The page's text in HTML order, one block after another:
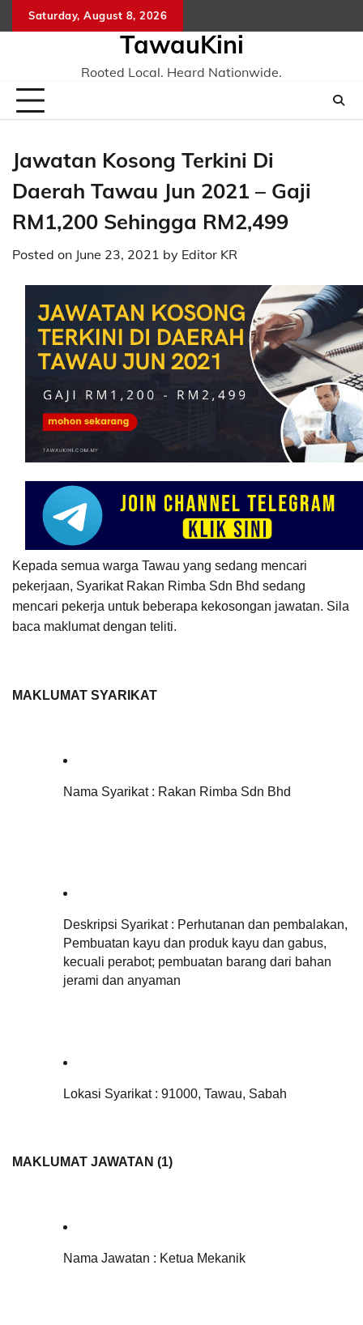
to
Saturday, August 8, 2026
TawauKini
Rooted Local. Heard Nationwide.
Jawatan Kosong Terkini Di
Daerah Tawau Jun 2021 – Gaji
RM1,200 Sehingga RM2,499
Posted on June 23, 2021 by Editor KR
Kepada semua warga Tawau yang sedang mencari
pekerjaan, Syarikat Rakan Rimba Sdn Bhd sedang
mencari pekerja untuk beberapa kekosongan jawatan. Sila
baca maklumat dengan teliti.
MAKLUMAT SYARIKAT
Nama Syarikat : Rakan Rimba Sdn Bhd
Deskripsi Syarikat : Perhutanan dan pembalakan,
Pembuatan kayu dan produk kayu dan gabus,
kecuali perabot; pembuatan barang dari bahan
jerami dan anyaman
Lokasi Syarikat : 91000, Tawau, Sabah
MAKLUMAT JAWATAN (1)
Nama Jawatan : Ketua Mekanik